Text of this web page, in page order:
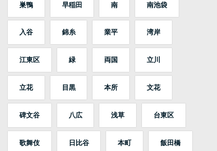
巣鴨 早稲田 南 南池袋
入谷 錦糸 業平 湾岸
江東区 緑 両国 立川
立花 目黒 本所 文花
碑文谷 八広 浅草 台東区
歌舞伎 日比谷 本町 飯田橋